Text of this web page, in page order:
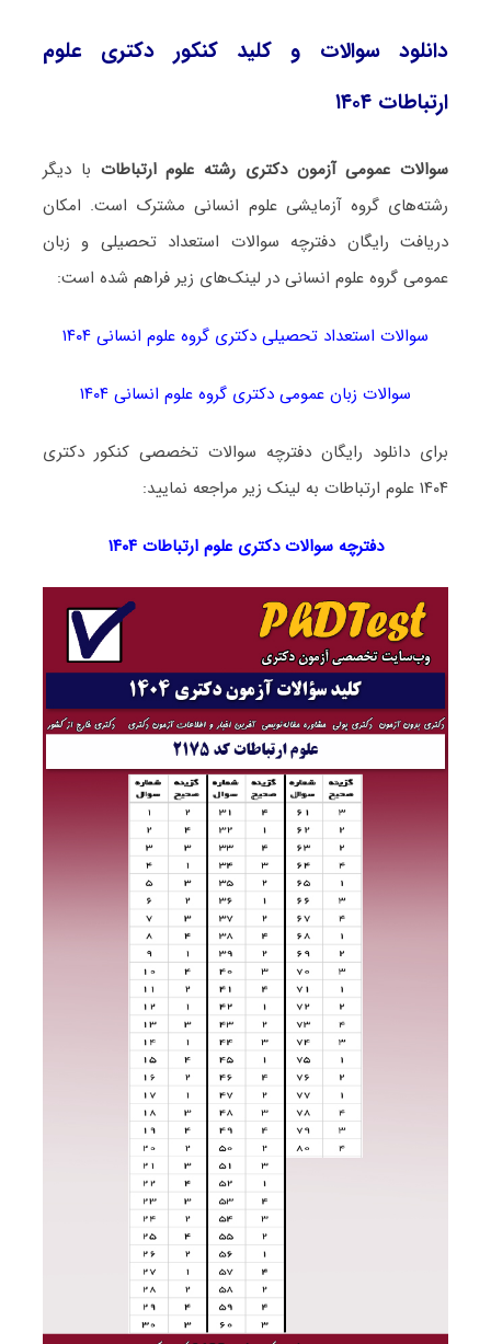
دانلود سوالات و کلید کنکور دکتری علوم
ارتباطات ۱۴۰۴
سوالات عمومی آزمون دکتری رشته علوم ارتباطات با دیگر
رشته‌های گروه آزمایشی علوم انسانی مشترک است. امکان
دریافت رایگان دفترچه سوالات استعداد تحصیلی و زبان
عمومی گروه علوم انسانی در لینک‌های زیر فراهم شده است:
سوالات استعداد تحصیلی دکتری گروه علوم انسانی ۱۴۰۴
سوالات زبان عمومی دکتری گروه علوم انسانی ۱۴۰۴
برای دانلود رایگان دفترچه سوالات تخصصی کنکور دکتری
۱۴۰۴ علوم ارتباطات به لینک زیر مراجعه نمایید:
دفترچه سوالات دکتریعلوم ارتباطات ۱۴۰۴